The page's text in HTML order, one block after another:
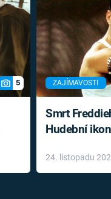
5 ZAJÍMAVOSTI
Smrt
Hudební
léky
24. listopadu